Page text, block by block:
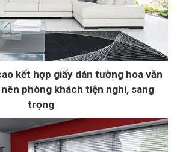
kết hợp giấy dán tường hoa văn
phòng khách tiện nghi, sang
trọng